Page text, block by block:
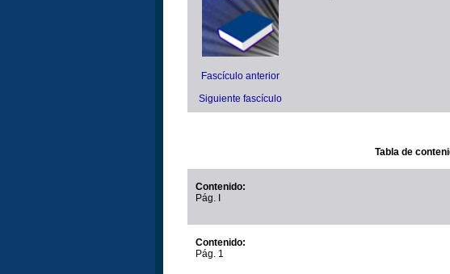
Fascículo anterior
Siguiente fascículo
Tabla de
Contenido:
Pág. I
Contenido:
Pág. 1